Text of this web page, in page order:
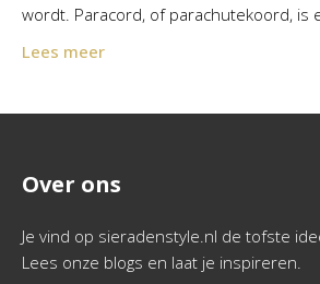
wordt. Paracord, of parachutekoord, is
Lees meer
Over ons
Je vind op sieradenstyle.nl de tofste
Lees onze blogs en laat je inspireren.